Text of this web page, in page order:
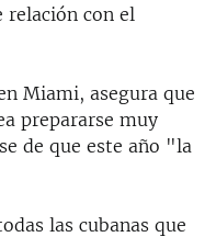
relación con el
Miami, asegura que
prepararse muy
de que este año "la
las cubanas que